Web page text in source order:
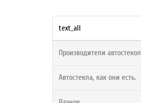
text_all
Производители автостекол
Автостекла, как они есть.